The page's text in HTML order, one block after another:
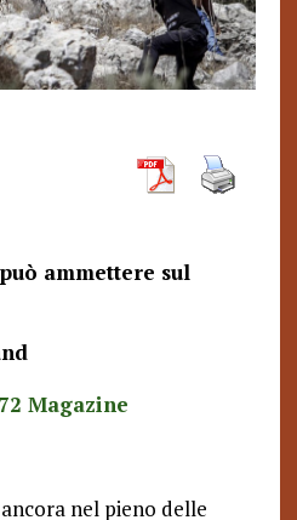
ammettere sul
Magazine
nel pieno delle